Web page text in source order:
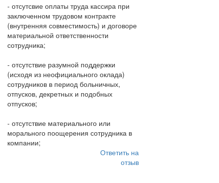
- отсутсвие оплаты труда кассира при
заключенном трудовом контракте
(внутренняя совместимость) и договоре
материальной ответственности
сотрудника;
- отсутствие разумной поддержки
(исходя из неофициального оклада)
сотрудников в период больничных,
отпусков, декретных и подобных
отпусков;
- отсутствие материального или
морального поощерения сотрудника в
компании;
Ответить на
отзыв